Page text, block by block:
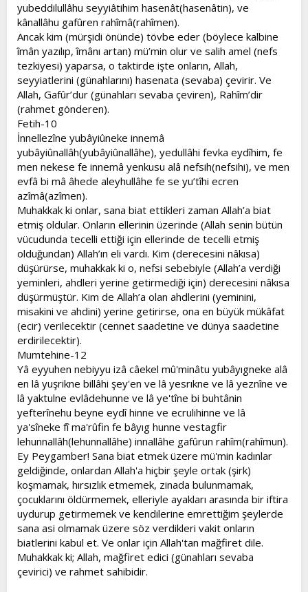
yubeddilullâhu seyyiâtihim hasenât(hasenâtin), ve
kânallâhu gafûren rahîmâ(rahîmen).
Ancak kim (mürşidi önünde) tövbe eder (böylece kalbine
îmân yazılıp, îmânı artan) mü’min olur ve salih amel (nefs
tezkiyesi) yaparsa, o taktirde işte onların, Allah,
seyyiatlerini (günahlarını) hasenata (sevaba) çevirir. Ve
Allah, Gafûr’dur (günahları sevaba çeviren), Rahîm’dir
(rahmet gönderen).
Fetih-10
İnnellezîne yubâyiûneke innemâ
yubâyiûnallâh(yubâyiûnallâhe), yedullâhi fevka eydîhim, fe
men nekese fe innemâ yenkusu alâ nefsih(nefsihi), ve men
evfâ bi mâ âhede aleyhullâhe fe se yu’tîhi ecren
azîmâ(azîmen).
Muhakkak ki onlar, sana biat ettikleri zaman Allah’a biat
etmiş oldular. Onların ellerinin üzerinde (Allah senin bütün
vücudunda tecelli ettiği için ellerinde de tecelli etmiş
olduğundan) Allah’ın eli vardı. Kim (derecesini nâkısa)
düşürürse, muhakkak ki o, nefsi sebebiyle (Allah’a verdiği
yeminleri, ahdleri yerine getirmediği için) derecesini nâkısa
düşürmüştür. Kim de Allah’a olan ahdlerini (yeminini,
misakini ve ahdini) yerine getirirse, ona en büyük mükâfat
(ecir) verilecektir (cennet saadetine ve dünya saadetine
erdirilecektir).
Mumtehine-12
Yâ eyyuhen nebiyyu izâ câekel mû'minâtu yubâyıgneke alâ
en lâ yuşrikne billâhi şey'en ve lâ yesrıkne ve lâ yeznîne ve
lâ yaktulne evlâdehunne ve lâ ye'tîne bi buhtânin
yefterînehu beyne eydî hinne ve ecrulihinne ve lâ
ya'sîneke fî ma'rûfin fe bâyıg hunne vestagfir
lehunnallâh(lehunnallâhe) innallâhe gafûrun rahîm(rahîmun).
Ey Peygamber! Sana biat etmek üzere mü'min kadınlar
geldiğinde, onlardan Allah'a hiçbir şeyle ortak (şirk)
koşmamak, hırsızlık etmemek, zinada bulunmamak,
çocuklarını öldürmemek, elleriyle ayakları arasında bir iftira
uydurup getirmemek ve kendilerine emrettiğim şeylerde
sana asi olmamak üzere söz verdikleri vakit onların
biatlerini kabul et. Ve onlar için Allah'tan mağfiret dile.
Muhakkak ki; Allah, mağfiret edici (günahları sevaba
çevirici) ve rahmet sahibidir.